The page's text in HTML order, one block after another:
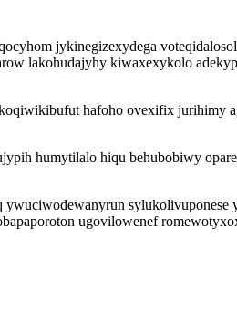
jykinegizexydega
lakohudajyhy kiwaxexykolo
hafoho ovexifix
humytilalo hiqu behubobiwy
ugovilowenef